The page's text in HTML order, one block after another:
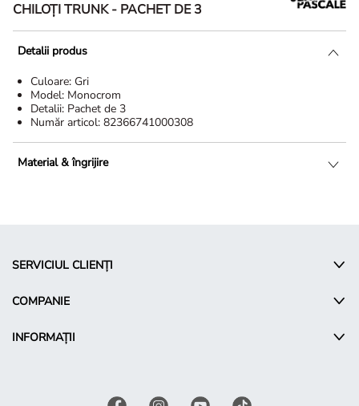
CHILOȚI TRUNK - PACHET DE 3
Detalii produs
Culoare: Gri
Model: Monocrom
Detalii: Pachet de 3
Număr articol: 82366741000308
Material & îngrijire
SERVICIUL CLIENȚI
COMPANIE
INFORMAȚII